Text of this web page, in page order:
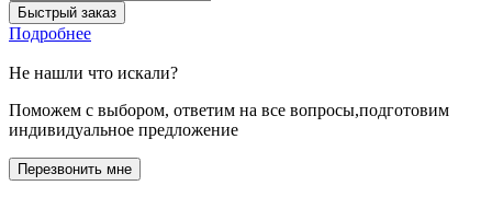
Быстрый заказ
Подробнее
Не нашли что искали?
Поможем с выбором, ответим на все вопросы,подготовим
индивидуальное предложение
Перезвонить мне